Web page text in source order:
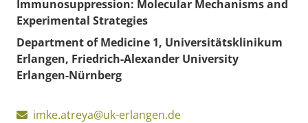
Immunosuppression: Molecular Mechanisms and
Experimental Strategies
Department of Medicine 1, Universitätsklinikum
Erlangen, Friedrich-Alexander University
Erlangen-Nürnberg
imke.atreya@uk-erlangen.de